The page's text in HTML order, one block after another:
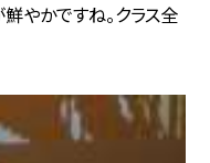
やかですね。クラス全